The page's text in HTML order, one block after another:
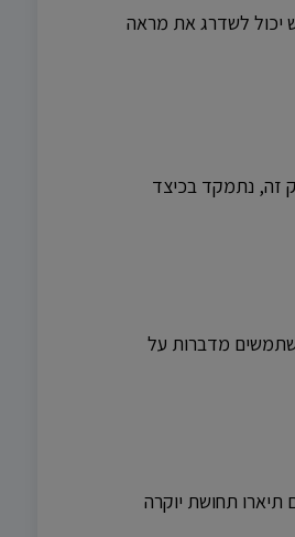
יכול לשדרג את מראה
זה, נתמקד בכיצד
מדברות על
תחושת יוקרה